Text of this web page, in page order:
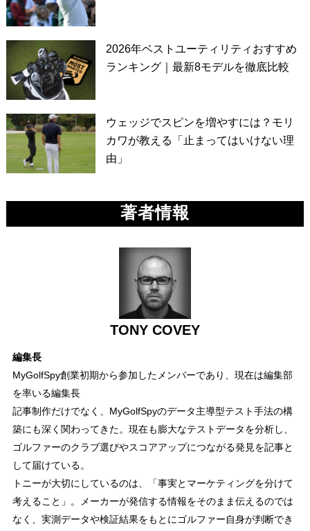
2026年ベストユーティリティおすすめ
ランキング｜最新8モデルを徹底比較
ウェッジでスピンを増やすには？モリ
カワが教える「止まってはいけない理
由」
著者情報
TONY COVEY
編集長
MyGolfSpy創業初期から参加したメンバーであり、現在は編集部
を率いる編集長
記事制作だけでなく、MyGolfSpyのデータ主導型テスト手法の構
築にも深く関わってきた。現在も膨大なテストデータを分析し、
ゴルファーのクラブ選びやスコアアップにつながる発見を記事と
して届けている。
トニーが大切にしているのは、「事実とマーケティングを分けて
考えること」。メーカーが発信する情報をそのまま伝えるのでは
なく、実測データや検証結果をもとにゴルファー自身が判断でき